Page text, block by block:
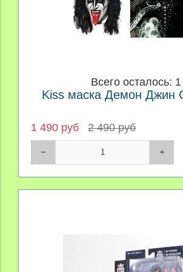
Всего осталось: 1
Kiss маска Демон Джин
1 490 руб 2 490 руб